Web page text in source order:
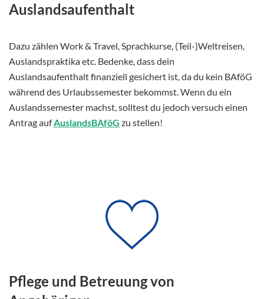
Auslandsaufenthalt
Dazu zählen Work & Travel, Sprachkurse, (Teil-)Weltreisen,
Auslandspraktika etc. Bedenke, dass dein
Auslandsaufenthalt finanziell gesichert ist, da du kein BAföG
während des Urlaubssemester bekommst. Wenn du ein
Auslandssemester machst, solltest du jedoch versuch einen
Antrag aufAuslandsBAföG zu stellen!
Pflege und Betreuung von